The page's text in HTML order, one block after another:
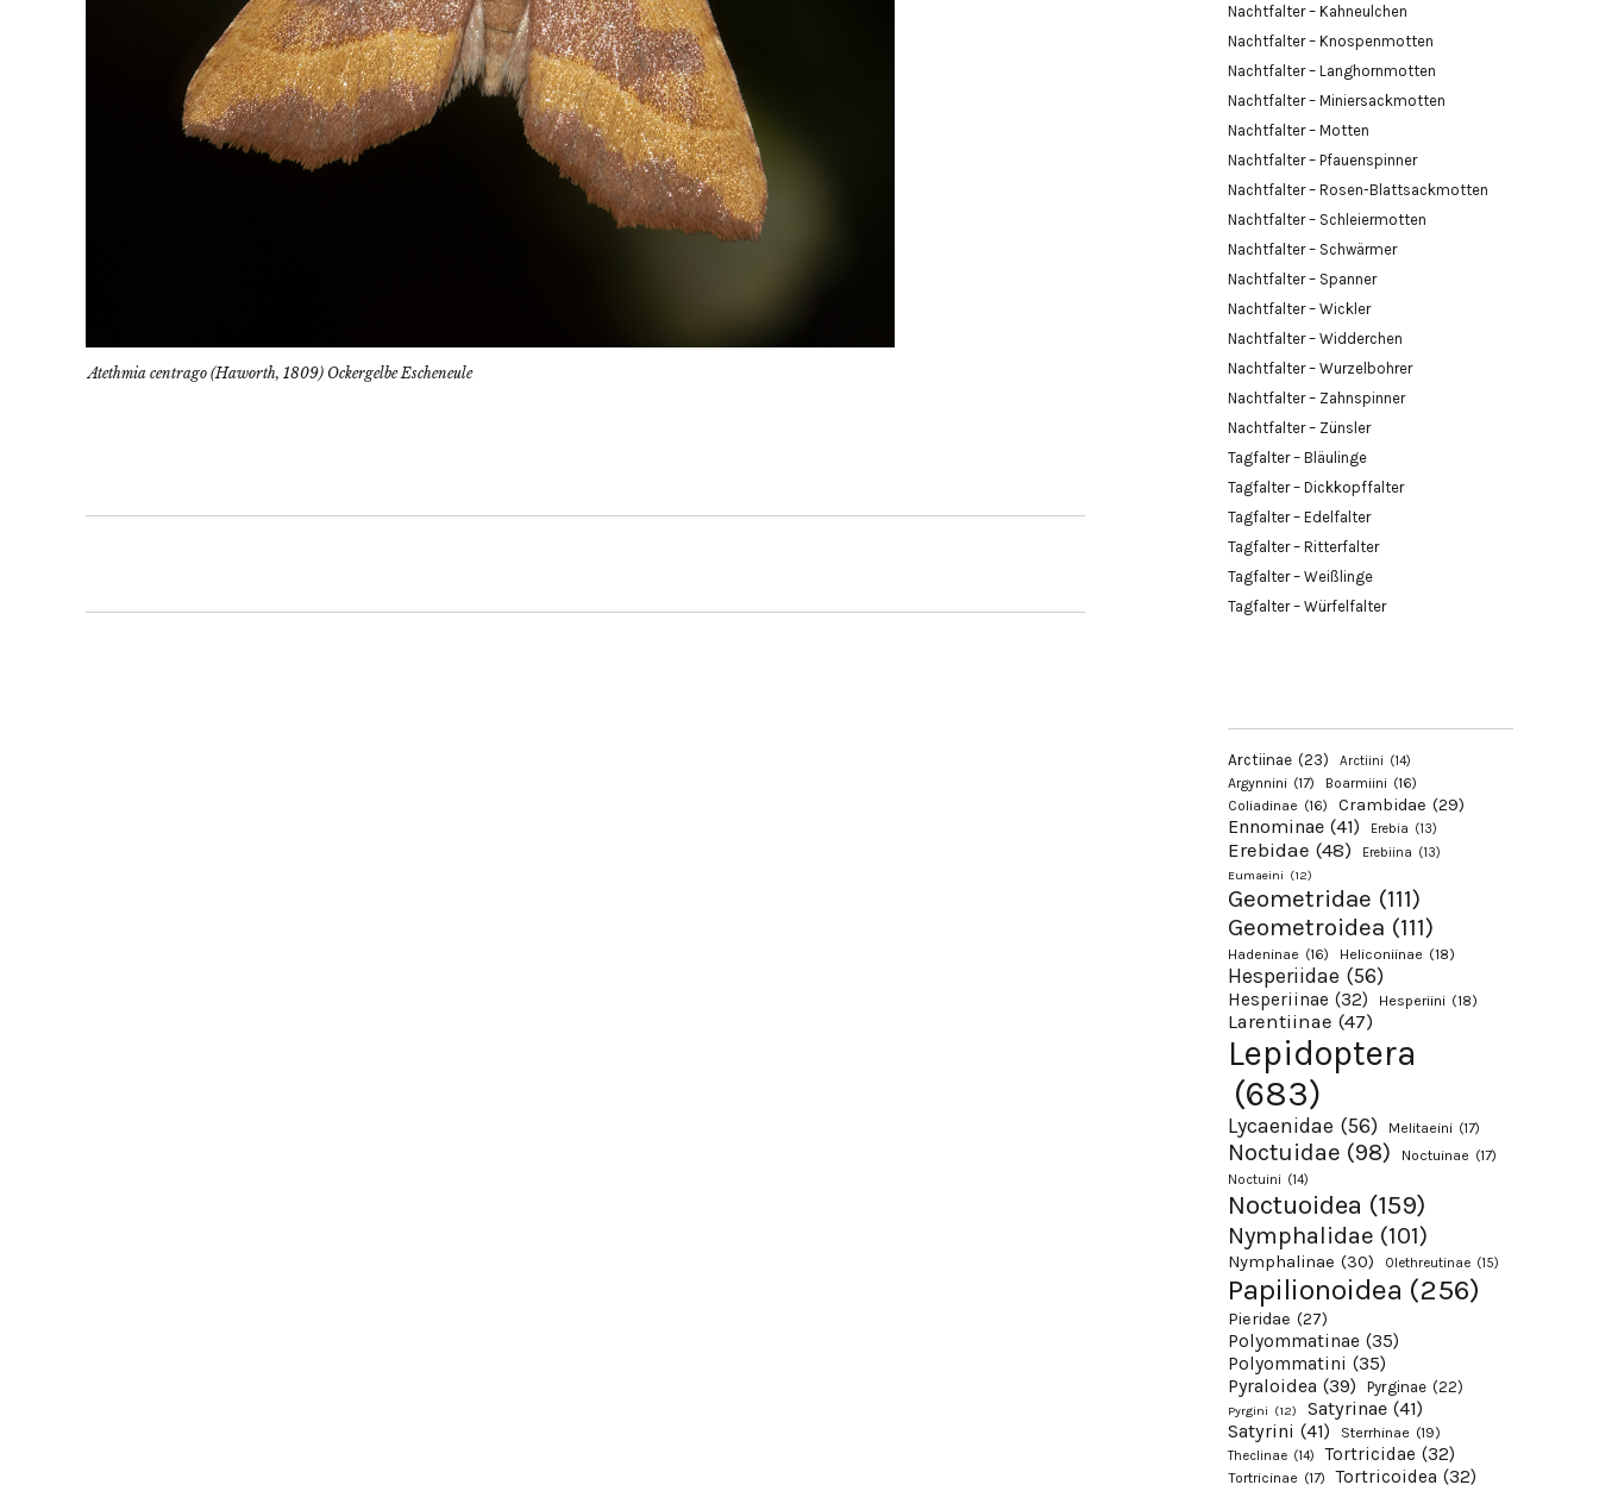
Atethmia centrago (Haworth, 1809) Ockergelbe Escheneule
Nachtfalter – Kahneulchen
Nachtfalter – Knospenmotten
Nachtfalter – Langhornmotten
Nachtfalter – Miniersackmotten
Nachtfalter – Motten
Nachtfalter – Pfauenspinner
Nachtfalter – Rosen-Blattsackmotten
Nachtfalter – Schleiermotten
Nachtfalter – Schwärmer
Nachtfalter – Spanner
Nachtfalter – Wickler
Nachtfalter – Widderchen
Nachtfalter – Wurzelbohrer
Nachtfalter – Zahnspinner
Nachtfalter – Zünsler
Tagfalter – Bläulinge
Tagfalter – Dickkopffalter
Tagfalter – Edelfalter
Tagfalter – Ritterfalter
Tagfalter – Weißlinge
Tagfalter – Würfelfalter
Arctiinae (23) Arctiini (14)
Argynnini (17) Boarmiini (16)
Coliadinae (16) Crambidae (29)
Ennominae (41) Erebia (13)
Erebidae (48) Erebiina (13)
Eumaeini (12)
Geometridae (111)
Geometroidea (111)
Hadeninae (16) Heliconiinae (18)
Hesperiidae (56)
Hesperiinae (32) Hesperiini (18)
Larentiinae (47)
Lepidoptera
(683)
Lycaenidae (56) Melitaeini (17)
Noctuidae (98) Noctuinae (17)
Noctuini (14)
Noctuoidea (159)
Nymphalidae (101)
Nymphalinae (30) Olethreutinae (15)
Papilionoidea (256)
Pieridae (27)
Polyommatinae (35)
Polyommatini (35)
Pyraloidea (39) Pyrginae (22)
Pyrgini (12) Satyrinae (41)
Satyrini (41) Sterrhinae (19)
Theclinae (14) Tortricidae (32)
Tortricinae (17) Tortricoidea (32)